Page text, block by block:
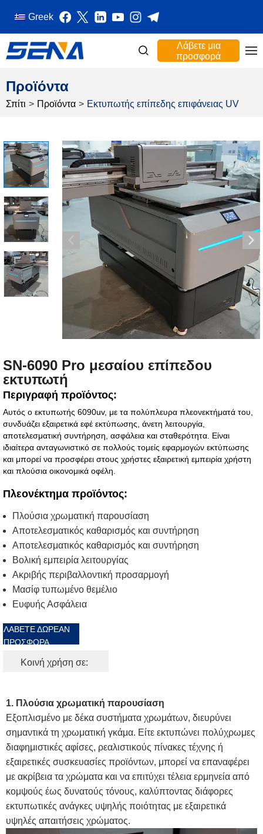
Greek
Λάβετε μια
προσφορά
Προϊόντα
Σπίτι > Προϊόντα > Εκτυπωτής επίπεδης επιφάνειας UV
SN-6090 Pro μεσαίου επίπεδου
εκτυπωτή
Περιγραφή προϊόντος:
Αυτός ο εκτυπωτής 6090uv, με τα πολύπλευρα πλεονεκτήματά του,
συνδυάζει εξαιρετικά εφέ εκτύπωσης, άνετη λειτουργία,
αποτελεσματική συντήρηση, ασφάλεια και σταθερότητα. Είναι
ιδιαίτερα ανταγωνιστικό σε πολλούς τομείς εφαρμογών εκτύπωσης
και μπορεί να προσφέρει στους χρήστες εξαιρετική εμπειρία χρήστη
και πλούσια οικονομικά οφέλη.
Πλεονέκτημα προϊόντος:
Πλούσια χρωματική παρουσίαση
Αποτελεσματικός καθαρισμός και συντήρηση
Αποτελεσματικός καθαρισμός και συντήρηση
Βολική εμπειρία λειτουργίας
Ακριβής περιβαλλοντική προσαρμογή
Μασίφ τυπωμένο θεμέλιο
Ευφυής Ασφάλεια
ΛΆΒΕΤΕ ΔΩΡΕΆΝ
ΠΡΟΣΦΟΡΆ
Κοινή χρήση σε:
1. Πλούσια χρωματική παρουσίαση
Εξοπλισμένο με δέκα συστήματα χρωμάτων, διευρύνει
σημαντικά τη χρωματική γκάμα. Είτε εκτυπώνει πολύχρωμες
διαφημιστικές αφίσες, ρεαλιστικούς πίνακες τέχνης ή
εξαιρετικές συσκευασίες προϊόντων, μπορεί να επαναφέρει
με ακρίβεια τα χρώματα και να επιτύχει τέλεια ερμηνεία από
κομψούς έως δυνατούς τόνους, καλύπτοντας διάφορες
εκτυπωτικές ανάγκες υψηλής ποιότητας με εξαιρετικά
υψηλές απαιτήσεις χρώματος.